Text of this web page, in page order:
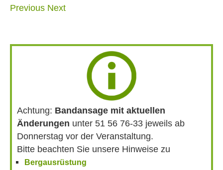
Previous Next
Achtung: Bandansage mit aktuellen
Änderungen unter 51 56 76-33 jeweils ab
Donnerstag vor der Veranstaltung.
Bitte beachten Sie unsere Hinweise zu
Bergausrüstung